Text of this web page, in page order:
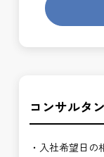
コンサルタ
・入社希望日の